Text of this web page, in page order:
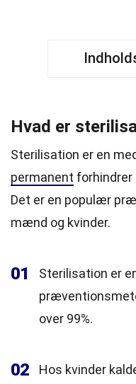
Hvad er
Sterilisation er en
permanent forhindrer
Det er en populær
mænd og kvinder.
01
Sterilisation er
over 99%.
02
Hos kvinder